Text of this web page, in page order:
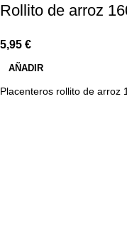
Rollito de arroz
5,95 €
AÑADIR
Placenteros rollito de arroz